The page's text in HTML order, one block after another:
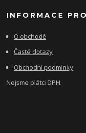
INFORMACE
O obchodě
Časté dotazy
Obchodní podmínky
Nejsme plátci DPH.